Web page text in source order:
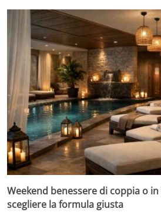
Weekend benessere di coppia o
scegliere la formula giusta